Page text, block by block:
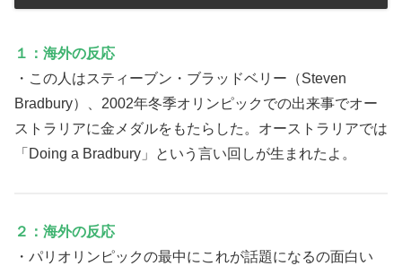
１：海外の反応
・この人はスティーブン・ブラッドベリー（Steven
Bradbury）、2002年冬季オリンピックでの出来事でオー
ストラリアに金メダルをもたらした。オーストラリアでは
「Doing a Bradbury」という言い回しが生まれたよ。
２：海外の反応
・パリオリンピックの最中にこれが話題になるの面白い